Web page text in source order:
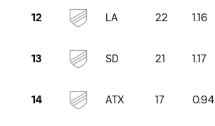
12 LA 22 1.16
13 SD 21 1.17
14 ATX 17 0.94